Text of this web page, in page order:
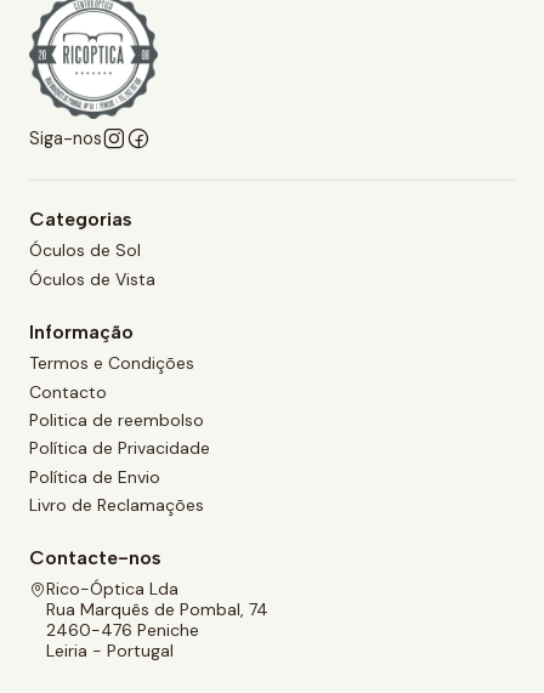
Siga-nos
Categorias
Óculos de Sol
Óculos de Vista
Informação
Termos e Condições
Contacto
Politica de reembolso
Política de Privacidade
Política de Envio
Livro de Reclamações
Contacte-nos
Rico-Óptica Lda
Rua Marquês de Pombal, 74
2460-476 Peniche
Leiria - Portugal